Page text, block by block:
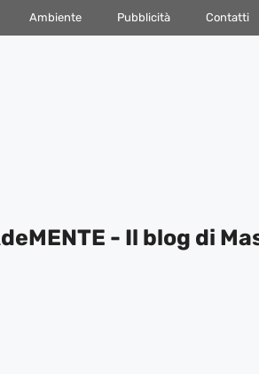
Ambiente Pubblicità Contatti
- Il blog di